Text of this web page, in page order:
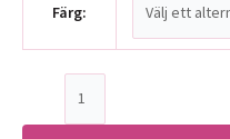
Färg: